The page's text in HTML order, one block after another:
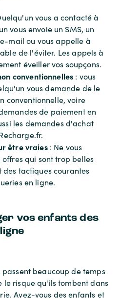
vous a contacté à
vous envoie un SMS, un
mail ou vous appelle à
de l'éviter. Les appels à
éveiller vos soupçons.
conventionnelles : vous
vous demande de le
conventionnelle, voire
de paiement en
les demandes d'achat
être vraies: Ne vous
qui sont trop belles
des tactiques courantes
en ligne.
vos enfants des
passent beaucoup de temps
le risque qu'ils tombent dans
Avez-vous des enfants et